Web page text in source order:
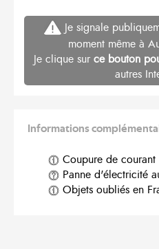
Je signale
moment même à
Je clique sur ce bouton
autres
Informations
Coupure de courant
Panne d'électricité
Objets oubliés en